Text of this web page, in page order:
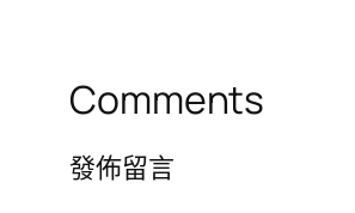
Comments
發佈留言